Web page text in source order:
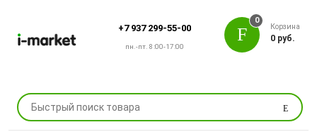
+7 937 299-55-00
пн.-пт. 8:00-17:00
Поиск
0
Корзина
0 руб.